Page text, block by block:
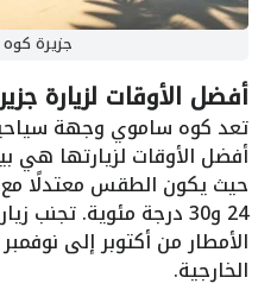
جزيرة
أفضل الأوقات لزيارة
تعد كوه ساموي وجهة
أفضل الأوقات لزيارتها هي
حيث يكون الطقس معتدلًا مع
24 و30 درجة مئوية.
الأمطار من أكتوبر إلى
الخارجية.